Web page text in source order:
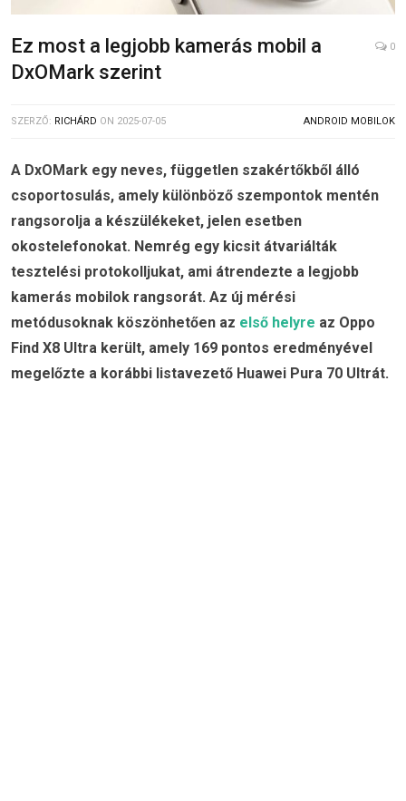
Ez most a legjobb kamerás mobil a
DxOMark szerint
0
SZERZŐ: RICHÁRD ON 2025-07-05 ANDROID MOBILOK
A DxOMark egy neves, független szakértőkből álló
csoportosulás, amely különböző szempontok mentén
rangsorolja a készülékeket, jelen esetben
okostelefonokat. Nemrég egy kicsit átvariálták
tesztelési protokolljukat, ami átrendezte a legjobb
kamerás mobilok rangsorát. Az új mérési
metódusoknak köszönhetően az első helyre az Oppo
Find X8 Ultra került, amely 169 pontos eredményével
megelőzte a korábbi listavezető Huawei Pura 70 Ultrát.